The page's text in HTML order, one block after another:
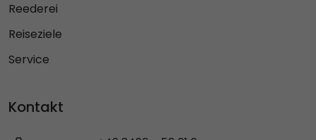
Reederei
Reiseziele
Service
Kontakt